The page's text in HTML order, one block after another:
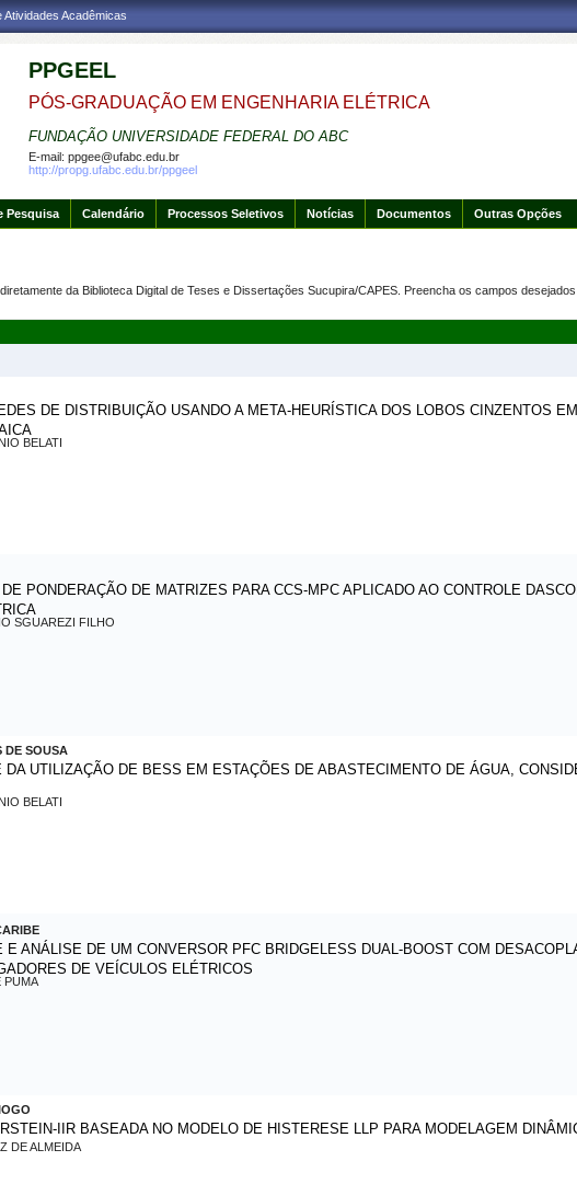
Acadêmicas
PPGEEL
PÓS-GRADUAÇÃO EM ENGENHARIA ELÉTRICA
FUNDAÇÃO UNIVERSIDADE FEDERAL DO ABC
E-mail: ppgee@ufabc.edu.br
http://propg.ufabc.edu.br/ppgeel
Pesquisa Calendário Processos Seletivos Notícias Documentos Outras Opções
da Biblioteca Digital de Teses e Dissertações Sucupira/CAPES. Preencha os campos
DE DISTRIBUIÇÃO USANDO A META-HEURÍSTICA DOS LOBOS CINZENTOS
BELATI
PONDERAÇÃO DE MATRIZES PARA CCS-MPC APLICADO AO CONTROLE
SGUAREZI FILHO
DE SOUSA
UTILIZAÇÃO DE BESS EM ESTAÇÕES DE ABASTECIMENTO DE ÁGUA,
BELATI
E ANÁLISE DE UM CONVERSOR PFC BRIDGELESS DUAL-BOOST COM
DE VEÍCULOS ELÉTRICOS
PUMA
IIR BASEADA NO MODELO DE HISTERESE LLP PARA MODELAGEM
DE ALMEIDA